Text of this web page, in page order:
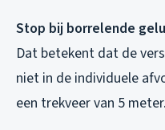
Stop bij borrelende
Dat betekent dat de
niet in de individuele
een trekveer van 5 meter.